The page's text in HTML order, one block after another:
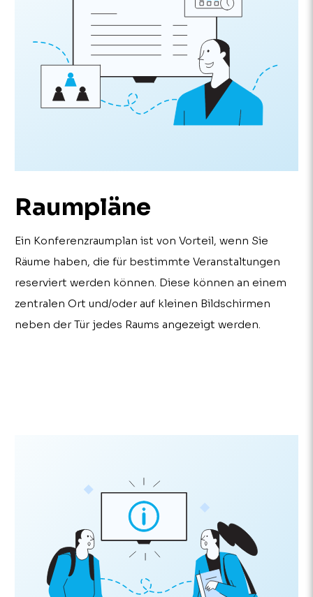
Raumpläne
Ein Konferenzraumplan ist von Vorteil, wenn Sie
Räume haben, die für bestimmte Veranstaltungen
reserviert werden können. Diese können an einem
zentralen Ort und/oder auf kleinen Bildschirmen
neben der Tür jedes Raums angezeigt werden.